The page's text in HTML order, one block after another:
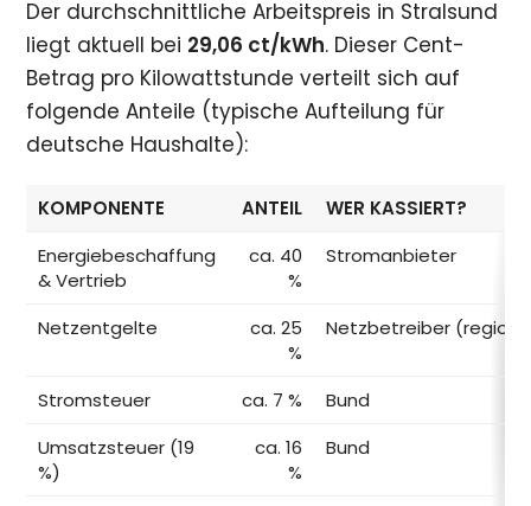
Der durchschnittliche Arbeitspreis in Stralsund
liegt aktuell bei 29,06 ct/kWh. Dieser Cent-
Betrag pro Kilowattstunde verteilt sich auf
folgende Anteile (typische Aufteilung für
deutsche Haushalte):
KOMPONENTE ANTEIL
WER KASSIERT?
Energiebeschaffung
& Vertrieb
ca. 40
%
Stromanbieter
Netzentgelte
ca. 25
%
Netzbetreiber
Stromsteuer ca. 7 %
Bund
Umsatzsteuer (19
%)
ca. 16
%
Bund